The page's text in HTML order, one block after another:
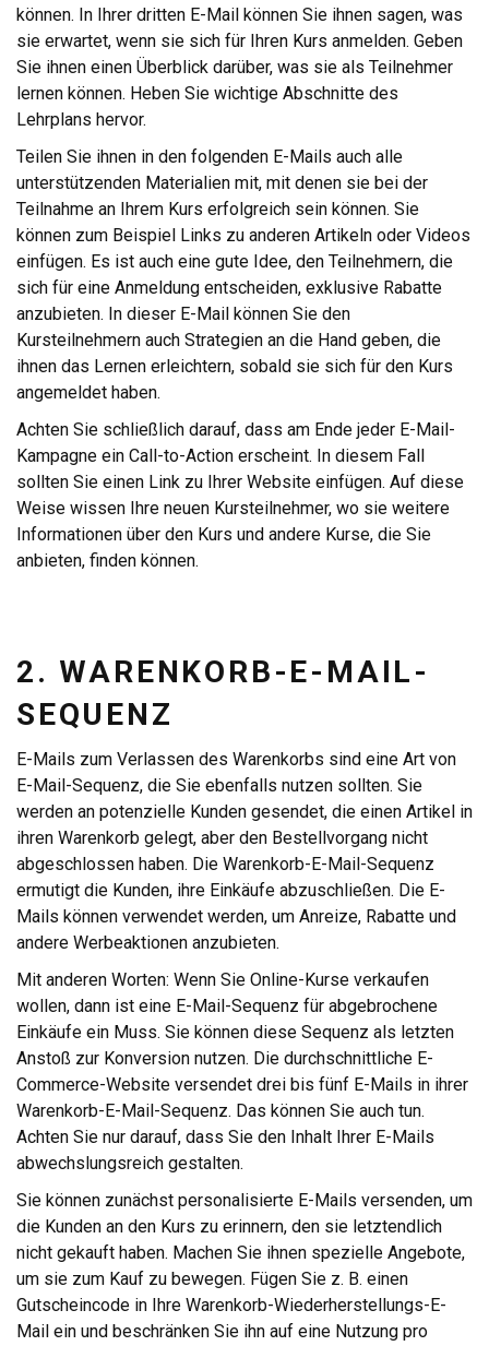
können. In Ihrer dritten E-Mail können Sie ihnen sagen, was
sie erwartet, wenn sie sich für Ihren Kurs anmelden. Geben
Sie ihnen einen Überblick darüber, was sie als Teilnehmer
lernen können. Heben Sie wichtige Abschnitte des
Lehrplans hervor.
Teilen Sie ihnen in den folgenden E-Mails auch alle
unterstützenden Materialien mit, mit denen sie bei der
Teilnahme an Ihrem Kurs erfolgreich sein können. Sie
können zum Beispiel Links zu anderen Artikeln oder Videos
einfügen. Es ist auch eine gute Idee, den Teilnehmern, die
sich für eine Anmeldung entscheiden, exklusive Rabatte
anzubieten. In dieser E-Mail können Sie den
Kursteilnehmern auch Strategien an die Hand geben, die
ihnen das Lernen erleichtern, sobald sie sich für den Kurs
angemeldet haben.
Achten Sie schließlich darauf, dass am Ende jeder E-Mail-
Kampagne ein Call-to-Action erscheint. In diesem Fall
sollten Sie einen Link zu Ihrer Website einfügen. Auf diese
Weise wissen Ihre neuen Kursteilnehmer, wo sie weitere
Informationen über den Kurs und andere Kurse, die Sie
anbieten, finden können.
2. WARENKORB-E-MAIL-
SEQUENZ
E-Mails zum Verlassen des Warenkorbs sind eine Art von
E-Mail-Sequenz, die Sie ebenfalls nutzen sollten. Sie
werden an potenzielle Kunden gesendet, die einen Artikel in
ihren Warenkorb gelegt, aber den Bestellvorgang nicht
abgeschlossen haben. Die Warenkorb-E-Mail-Sequenz
ermutigt die Kunden, ihre Einkäufe abzuschließen. Die E-
Mails können verwendet werden, um Anreize, Rabatte und
andere Werbeaktionen anzubieten.
Mit anderen Worten: Wenn Sie Online-Kurse verkaufen
wollen, dann ist eine E-Mail-Sequenz für abgebrochene
Einkäufe ein Muss. Sie können diese Sequenz als letzten
Anstoß zur Konversion nutzen. Die durchschnittliche E-
Commerce-Website versendet drei bis fünf E-Mails in ihrer
Warenkorb-E-Mail-Sequenz. Das können Sie auch tun.
Achten Sie nur darauf, dass Sie den Inhalt Ihrer E-Mails
abwechslungsreich gestalten.
Sie können zunächst personalisierte E-Mails versenden, um
die Kunden an den Kurs zu erinnern, den sie letztendlich
nicht gekauft haben. Machen Sie ihnen spezielle Angebote,
um sie zum Kauf zu bewegen. Fügen Sie z. B. einen
Gutscheincode in Ihre Warenkorb-Wiederherstellungs-E-
Mail ein und beschränken Sie ihn auf eine Nutzung pro